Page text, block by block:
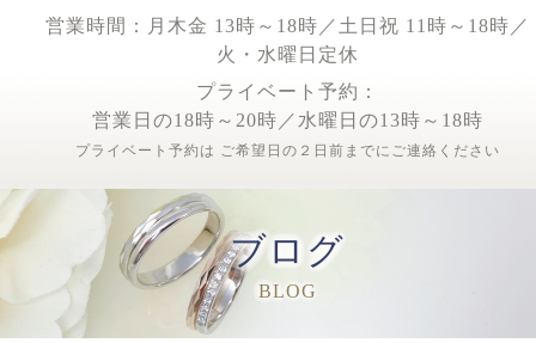
営業時間：月木金 13時～18時／土日祝 11時～18時／
火・水曜日定休
プライベート予約：
営業日の18時～20時／水曜日の13時～18時
プライベート予約は ご希望日の２日前までにご連絡ください
ブログ
BLOG